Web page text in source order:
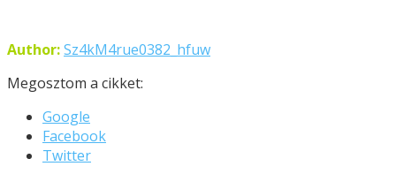
Author:Sz4kM4rue0382_hfuw
Megosztom a cikket:
Google
Facebook
Twitter